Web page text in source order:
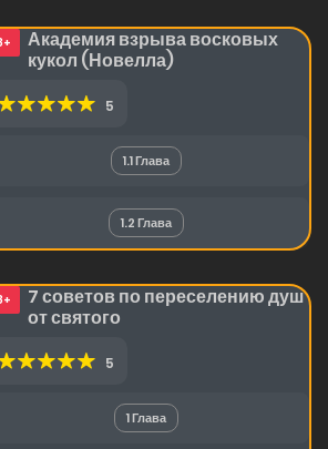
Академия взрыва восковых
кукол (Новелла)
5
1.1 Глава
1.2 Глава
7 советов по переселению душ
от святого
5
1 Глава